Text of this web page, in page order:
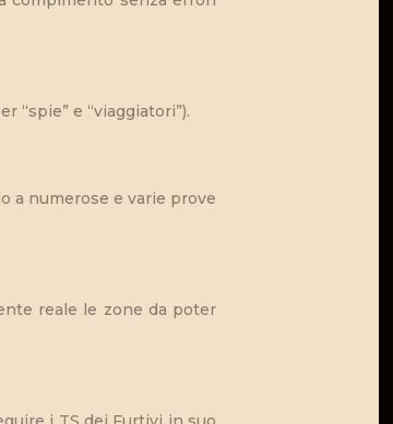
e “viaggiatori”).
a numerose e varie prove
reale le zone da poter